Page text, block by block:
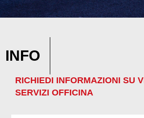
INFO
RICHIEDI INFORMAZIONI SU
SERVIZI OFFICINA